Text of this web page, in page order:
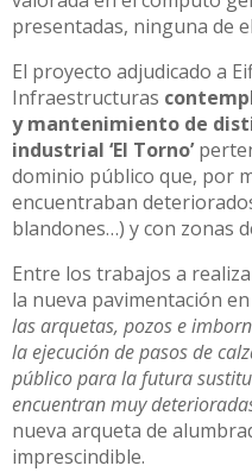
presentadas, ninguna de
El proyecto adjudicado a
Infraestructuras
y mantenimiento de
industrial ‘El Torno’
dominio público que, por
encuentraban
blandones…) y con zonas
Entre los trabajos a
la nueva pavimentación
las arquetas, pozos e
la ejecución de pasos de
público para la futura
encuentran muy
nueva arqueta de
imprescindible.